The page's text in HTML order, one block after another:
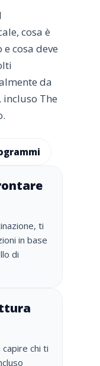
cosa è
cosa deve
da
The
ti
in base
di
chi ti